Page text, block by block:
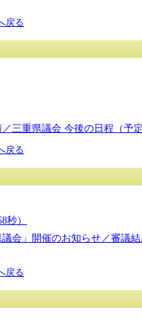
戻る
三重県議会 今後の日程（予定
戻る
秒）
会」開催のお知らせ／審議
戻る